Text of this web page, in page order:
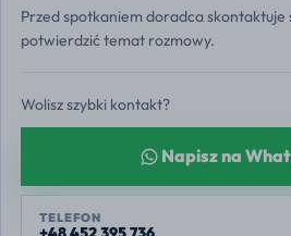
Przed spotkaniem doradca skontaktuje
potwierdzić temat rozmowy.
Wolisz szybki kontakt?
Napisz na
TELEFON